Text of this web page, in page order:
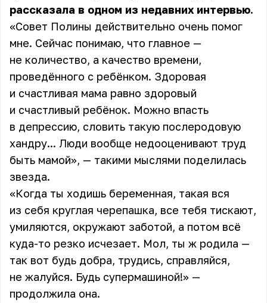
рассказала в одном из недавних интервью.
«Совет Полины действительно очень помог
мне. Сейчас понимаю, что главное —
не количество, а качество времени,
проведённого с ребёнком. Здоровая
и счастливая мама равно здоровый
и счастливый ребёнок. Можно впасть
в депрессию, словить такую послеродовую
хандру... Люди вообще недооценивают труд
быть мамой», — такими мыслями поделилась
звезда.
«Когда ты ходишь беременная, такая вся
из себя круглая черепашка, все тебя тискают,
умиляются, окружают заботой, а потом всё
куда-то резко исчезает. Мол, ты ж родила —
так вот будь добра, трудись, справляйся,
не жалуйся. Будь супермашиной!» —
продолжила она.